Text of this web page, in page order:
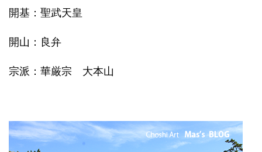
開基：聖武天皇
開山：良弁
宗派：華厳宗 大本山